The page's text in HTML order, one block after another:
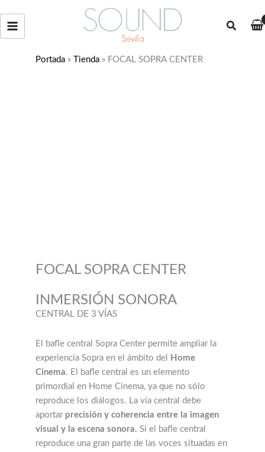
Buscar
Portada » Tienda » FOCAL SOPRA CENTER
FOCAL SOPRA CENTER
INMERSIÓN SONORA
CENTRAL DE 3 VÍAS
El bafle central Sopra Center permite ampliar la
experiencia Sopra en el ámbito del
Home
Cinema. El bafle central es un elemento
primordial en Home Cinema, ya que no sólo
reproduce los diálogos. La vía central debe
aportar precisión y coherencia entre la imagen
visual y la escena sonora. Si el bafle central
reproduce una gran parte de las voces situadas en